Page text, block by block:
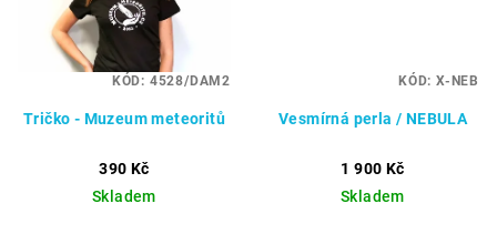
Tričko - Muzeum meteoritů
390 Kč
Skladem
KÓD: 4528/DAM2
Vesmírná perla / NEBULA
1 900 Kč
Skladem
KÓD: X-NEB